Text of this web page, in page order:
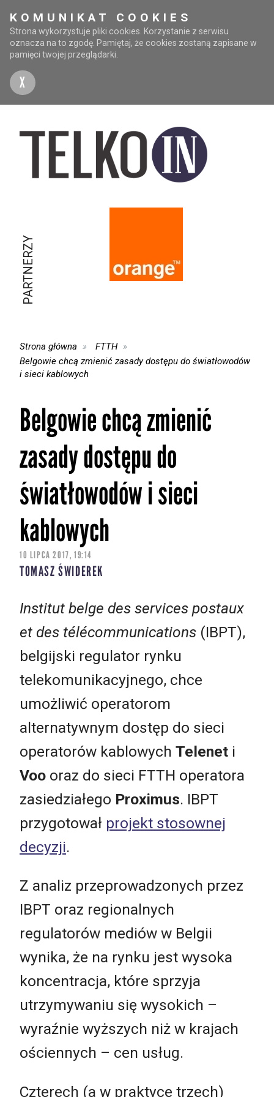
KOMUNIKAT COOKIES
Strona wykorzystuje pliki cookies. Korzystanie z serwisu
oznacza na to zgodę. Pamiętaj, że cookies zostaną zapisane w
pamięci twojej przeglądarki.
X
PARTNERZY
Strona główna
FTTH
Belgowie chcą zmienić zasady dostępu do światłowodów
i sieci kablowych
Belgowie chcą zmienić
zasady dostępu do
światłowodów i sieci
kablowych
10 LIPCA 2017, 19:14
TOMASZ ŚWIDEREK
Institut belge des services postaux
et des télécommunications (IBPT),
belgijski regulator rynku
telekomunikacyjnego, chce
umożliwić operatorom
alternatywnym dostęp do sieci
operatorów kablowych Telenet i
Voo oraz do sieci FTTH operatora
zasiedziałego Proximus. IBPT
przygotował projekt stosownej
decyzji.
Z analiz przeprowadzonych przez
IBPT oraz regionalnych
regulatorów mediów w Belgii
wynika, że na rynku jest wysoka
koncentracja, które sprzyja
utrzymywaniu się wysokich –
wyraźnie wyższych niż w krajach
ościennych – cen usług.
Czterech (a w praktyce trzech)